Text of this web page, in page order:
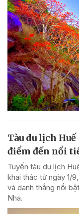
Tàu du lịch
điểm đến nổi
Tuyến tàu du lịch
khai thác từ ngày 1/
và danh thắng nổi
Nha.